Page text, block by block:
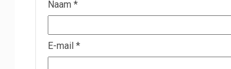
Naam *
E-mail *